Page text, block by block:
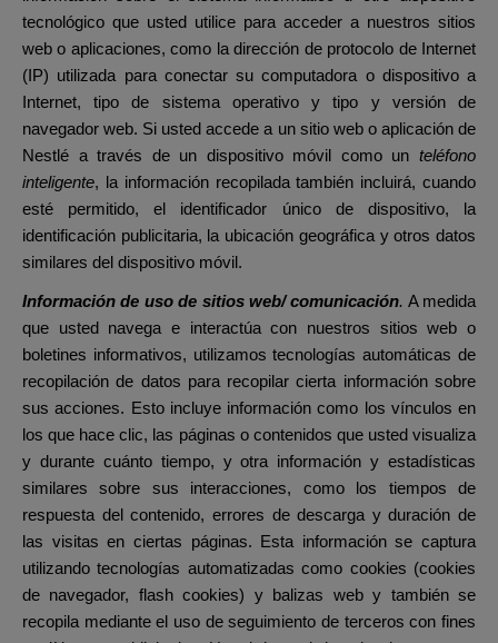
tecnológico que usted utilice para acceder a nuestros sitios
web o aplicaciones, como la dirección de protocolo de Internet
(IP) utilizada para conectar su computadora o dispositivo a
Internet, tipo de sistema operativo y tipo y versión de
navegador web. Si usted accede a un sitio web o aplicación de
Nestlé a través de un dispositivo móvil como un teléfono
inteligente, la información recopilada también incluirá, cuando
esté permitido, el identificador único de dispositivo, la
identificación publicitaria, la ubicación geográfica y otros datos
similares del dispositivo móvil.
Información de uso de sitios web/ comunicación. A medida
que usted navega e interactúa con nuestros sitios web o
boletines informativos, utilizamos tecnologías automáticas de
recopilación de datos para recopilar cierta información sobre
sus acciones. Esto incluye información como los vínculos en
los que hace clic, las páginas o contenidos que usted visualiza
y durante cuánto tiempo, y otra información y estadísticas
similares sobre sus interacciones, como los tiempos de
respuesta del contenido, errores de descarga y duración de
las visitas en ciertas páginas. Esta información se captura
utilizando tecnologías automatizadas como cookies (cookies
de navegador, flash cookies) y balizas web y también se
recopila mediante el uso de seguimiento de terceros con fines